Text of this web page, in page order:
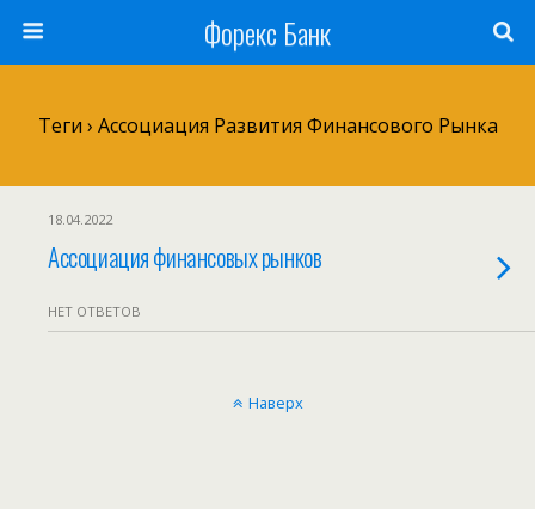
Форекс Банк
Теги › Ассоциация Развития Финансового Рынка
18.04.2022
Ассоциация финансовых рынков
НЕТ ОТВЕТОВ
Наверх